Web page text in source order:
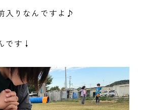
入りなんですよ♪
です↓